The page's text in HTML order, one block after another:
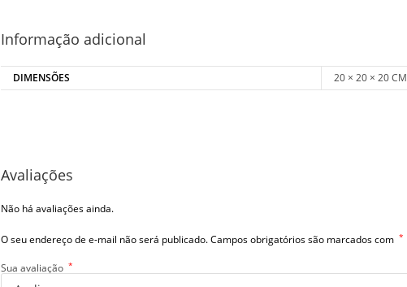
Informação adicional
DIMENSÕES 20 × 20 × 20 CM
Avaliações
Não há avaliações ainda.
O seu endereço de e-mail não será publicado.Campos obrigatórios são marcados com *
Sua avaliação *